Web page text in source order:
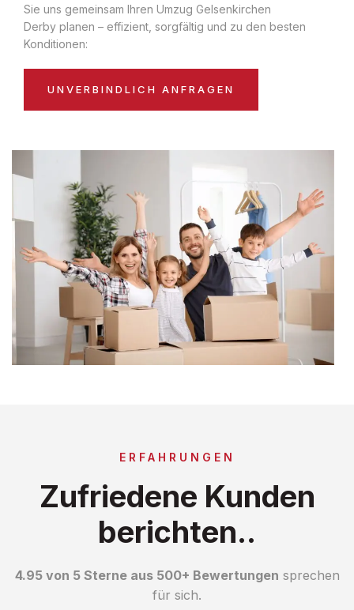
Sie uns gemeinsam Ihren Umzug Gelsenkirchen
Derby planen – effizient, sorgfältig und zu den besten
Konditionen:
UNVERBINDLICH ANFRAGEN
ERFAHRUNGEN
Zufriedene Kunden
berichten..
4.95 von 5 Sterne aus 500+ Bewertungen sprechen
für sich.